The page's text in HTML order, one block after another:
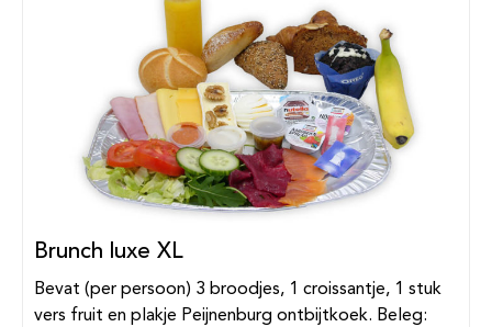
Brunch luxe XL
Bevat (per persoon) 3 broodjes, 1 croissantje, 1 stuk
vers fruit en plakje Peijnenburg ontbijtkoek. Beleg: